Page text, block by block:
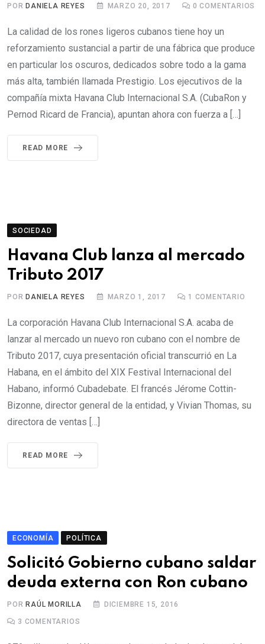
PORDANIELA REYES MARZO 20, 2017 0 COMENTARIOS
La calidad de los rones ligeros cubanos tiene hoy un
reforzamiento sustancial a partir de una fábrica que produce
en particular los oscuros, dedicados sobre todo a la gama
más alta, también llamada Prestigio. Los ejecutivos de la
compañía mixta Havana Club Internacional S.A. (CubaRon y
Pernod Ricard de Francia), apuntan ahora con fuerza a […]
READ MORE
SOCIEDAD
Havana Club lanza al mercado
Tributo 2017
PORDANIELA REYES MARZO 1, 2017 1 COMENTARIO
La corporación Havana Club Internacional S.A. acaba de
lanzar al mercado un nuevo ron cubano con el nombre de
Tributo 2017, cuya presentación oficial transcurrió en La
Habana, en el ámbito del XIX Festival Internacional del
Habano, informó Cubadebate. El francés Jérome Cottin-
Bizonne, director general de la entidad, y Vivian Thomas, su
directora de ventas […]
READ MORE
ECONOMÍA POLÍTICA
Solicitó Gobierno cubano saldar
deuda externa con Ron cubano
PORRAÚL MORILLA DICIEMBRE 15, 2016
3 COMENTARIOS